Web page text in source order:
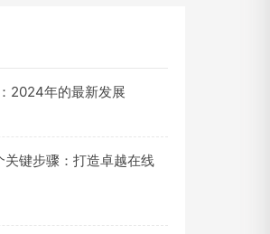
2024年的最新发展
键步骤：打造卓越在线